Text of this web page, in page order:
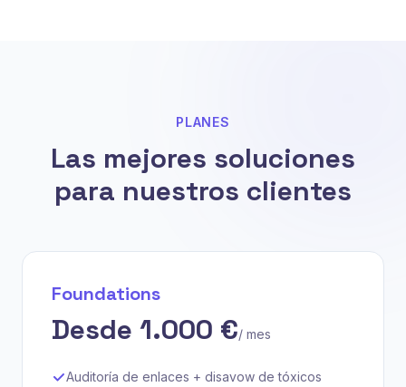
PLANES
Las mejores soluciones
para nuestros clientes
Foundations
Desde 1.000 €/ mes
Auditoría de enlaces + disavow de tóxicos